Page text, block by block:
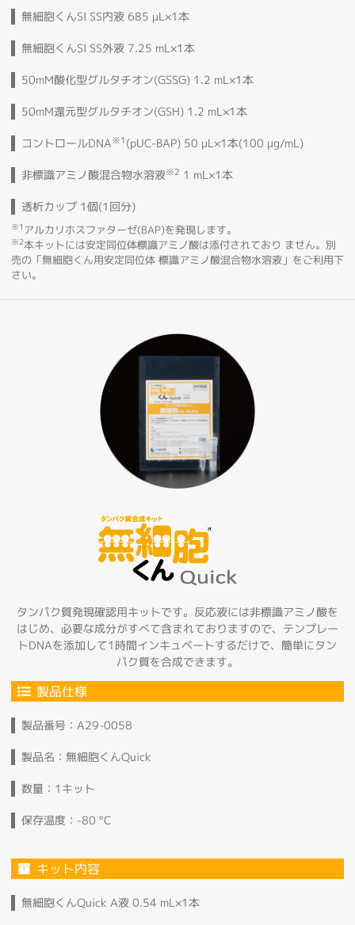
無細胞くんSI SS内液 685 µL×1本
無細胞くんSI SS外液 7.25 mL×1本
50mM酸化型グルタチオン(GSSG) 1.2 mL×1本
50mM還元型グルタチオン(GSH) 1.2 mL×1本
コントロールDNA※1 (pUC-BAP) 50 µL×1本(100 µg/mL)
非標識アミノ酸混合物水溶液※2 1 mL×1本
透析カップ 1個(1回分)
※1 アルカリホスファターゼ(BAP)を発現します。
※2本キットには安定同位体標識アミノ酸は添付されており ません。別
売の「無細胞くん用安定同位体 標識アミノ酸混合物水溶液」をご利用下
さい。
タンパク質発現確認用キットです。反応液には非標識アミノ酸を
はじめ、必要な成分がすべて含まれておりますので、テンプレー
トDNAを添加して1時間インキュベートするだけで、簡単にタン
パク質を合成できます。
製品仕様
製品番号：A29-0058
製品名：無細胞くんQuick
数量：1キット
保存温度：-80 °C
キット内容
無細胞くんQuick A液 0.54 mL×1本